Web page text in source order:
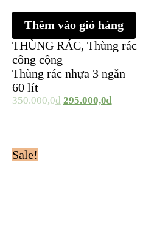
Thêm vào giỏ hàng
THÙNG RÁC, Thùng rác
công cộng
Thùng rác nhựa 3 ngăn
60 lít
350.000,0₫ 295.000,0₫
Sale!